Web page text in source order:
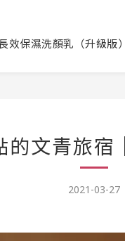
效保濕洗顏乳（升級版）
的文青旅宿
2021-03-27